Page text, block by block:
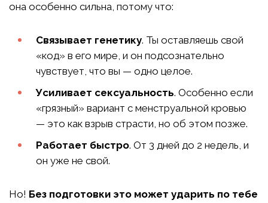
она особенно сильна, потому что:
Связывает генетику. Ты оставляешь свой
«код» в его мире, и он подсознательно
чувствует, что вы — одно целое.
Усиливает сексуальность. Особенно если
«грязный» вариант с менструальной кровью
— это как взрыв страсти, но об этом позже.
Работает быстро. От 3 дней до 2 недель, и
он уже не свой.
Но! Без подготовки это может ударить по тебе